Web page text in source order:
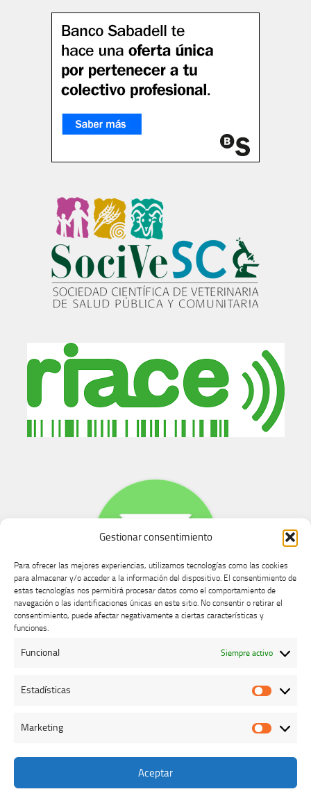
Gestionar consentimiento
Para ofrecer las mejores experiencias, utilizamos tecnologías como las cookies
para almacenar y/o acceder a la información del dispositivo. El consentimiento de
estas tecnologías nos permitirá procesar datos como el comportamiento de
navegación o las identificaciones únicas en este sitio. No consentir o retirar el
consentimiento, puede afectar negativamente a ciertas características y
funciones.
Funcional Siempre activo
Estadísticas
Marketing
Aceptar
Buzón de dudas, quejas y sugerencias
Colegio Oficial de Veterinarios de Cáceres © 2026. Todos los